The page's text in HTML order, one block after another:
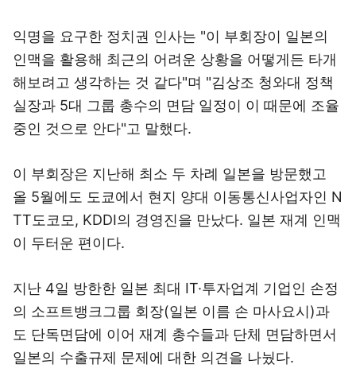
익명을 요구한 정치권 인사는 "이 부회장이 일본의
인맥을 활용해 최근의 어려운 상황을 어떻게든 타개
해보려고 생각하는 것 같다"며 "김상조 청와대 정책
실장과 5대 그룹 총수의 면담 일정이 이 때문에 조율
중인 것으로 안다"고 말했다.
이 부회장은 지난해 최소 두 차례 일본을 방문했고
올 5월에도 도쿄에서 현지 양대 이동통신사업자인 N
TT도코모, KDDI의 경영진을 만났다. 일본 재계 인맥
이 두터운 편이다.
지난 4일 방한한 일본 최대 IT·투자업계 기업인 손정
의 소프트뱅크그룹 회장(일본 이름 손 마사요시)과
도 단독면담에 이어 재계 총수들과 단체 면담하면서
일본의 수출규제 문제에 대한 의견을 나눴다.